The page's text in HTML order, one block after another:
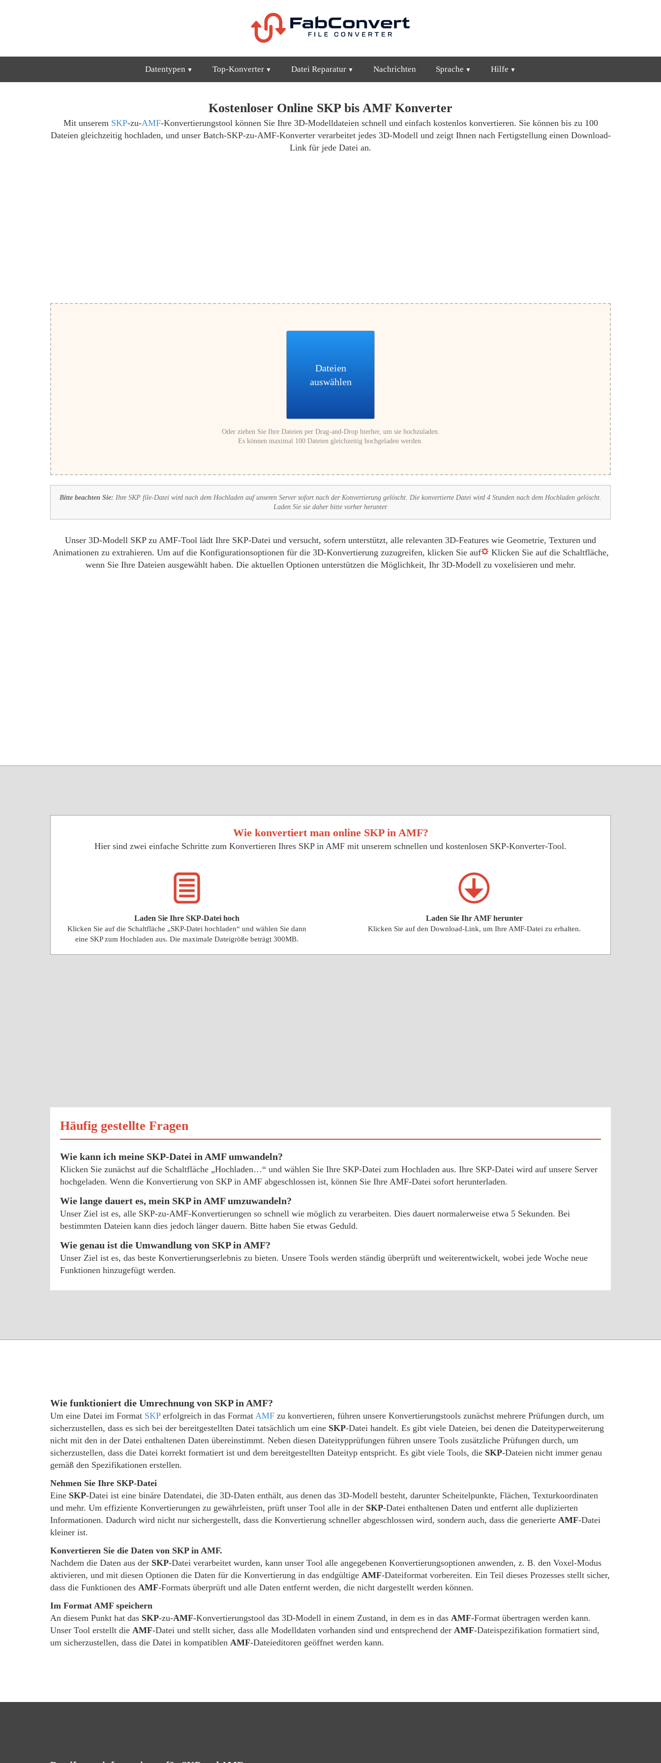
Datentypen Top-Konverter Datei Reparatur Nachrichten Sprache Hilfe
Kostenloser Online SKP bis AMF Konverter
Mit unserem SKP-zu-AMF-Konvertierungstool können Sie Ihre 3D-Modelldateien schnell und einfach kostenlos konvertieren. Sie können bis zu 100
Dateien gleichzeitig hochladen, und unser Batch-SKP-zu-AMF-Konverter verarbeitet jedes 3D-Modell und zeigt Ihnen nach Fertigstellung einen Download-
Link für jede Datei an.
Dateien
auswählen
Oder ziehen Sie Ihre Dateien per Drag-and-Drop hierher, um sie hochzuladen.
Es können maximal 100 Dateien gleichzeitig hochgeladen werden.
Bitte beachten Sie: Ihre SKP file-Datei wird nach dem Hochladen auf unseren Server sofort nach der Konvertierung gelöscht. Die konvertierte Datei wird 4 Stunden nach dem Hochladen gelöscht.
Laden Sie sie daher bitte vorher herunter.
Unser 3D-Modell SKP zu AMF-Tool lädt Ihre SKP-Datei und versucht, sofern unterstützt, alle relevanten 3D-Features wie Geometrie, Texturen und
Animationen zu extrahieren. Um auf die Konfigurationsoptionen für die 3D-Konvertierung zuzugreifen, klicken Sie auf
Klicken Sie auf die Schaltfläche,
wenn Sie Ihre Dateien ausgewählt haben. Die aktuellen Optionen unterstützen die Möglichkeit, Ihr 3D-Modell zu voxelisieren und mehr.
Wie konvertiert man online SKP in AMF?
Hier sind zwei einfache Schritte zum Konvertieren Ihres SKP in AMF mit unserem schnellen und kostenlosen SKP-Konverter-Tool.
Laden Sie Ihre SKP-Datei hoch
Klicken Sie auf die Schaltfläche „SKP-Datei hochladen“ und wählen Sie dann
eine SKP zum Hochladen aus. Die maximale Dateigröße beträgt 300MB.
Laden Sie Ihr AMF herunter
Klicken Sie auf den Download-Link, um Ihre AMF-Datei zu erhalten.
Häufig gestellte Fragen
Wie kann ich meine SKP-Datei in AMF umwandeln?
Klicken Sie zunächst auf die Schaltfläche „Hochladen…“ und wählen Sie Ihre SKP-Datei zum Hochladen aus. Ihre SKP-Datei wird auf unsere Server
hochgeladen. Wenn die Konvertierung von SKP in AMF abgeschlossen ist, können Sie Ihre AMF-Datei sofort herunterladen.
Wie lange dauert es, mein SKP in AMF umzuwandeln?
Unser Ziel ist es, alle SKP-zu-AMF-Konvertierungen so schnell wie möglich zu verarbeiten. Dies dauert normalerweise etwa 5 Sekunden. Bei
bestimmten Dateien kann dies jedoch länger dauern. Bitte haben Sie etwas Geduld.
Wie genau ist die Umwandlung von SKP in AMF?
Unser Ziel ist es, das beste Konvertierungserlebnis zu bieten. Unsere Tools werden ständig überprüft und weiterentwickelt, wobei jede Woche neue
Funktionen hinzugefügt werden.
Wie funktioniert die Umrechnung von SKP in AMF?
Um eine Datei im Format SKPerfolgreich in das Format AMF zu konvertieren, führen unsere Konvertierungstools zunächst mehrere Prüfungen durch, um
sicherzustellen, dass es sich bei der bereitgestellten Datei tatsächlich um eine SKP-Datei handelt. Es gibt viele Dateien, bei denen die Dateityperweiterung
nicht mit den in der Datei enthaltenen Daten übereinstimmt. Neben diesen Dateitypprüfungen führen unsere Tools zusätzliche Prüfungen durch, um
sicherzustellen, dass die Datei korrekt formatiert ist und dem bereitgestellten Dateityp entspricht. Es gibt viele Tools, die SKP-Dateien nicht immer genau
gemäß den Spezifikationen erstellen.
Nehmen Sie Ihre SKP-Datei
Eine SKP-Datei ist eine binäre Datendatei, die 3D-Daten enthält, aus denen das 3D-Modell besteht, darunter Scheitelpunkte, Flächen, Texturkoordinaten
und mehr. Um effiziente Konvertierungen zu gewährleisten, prüft unser Tool alle in der SKP-Datei enthaltenen Daten und entfernt alle duplizierten
Informationen. Dadurch wird nicht nur sichergestellt, dass die Konvertierung schneller abgeschlossen wird, sondern auch, dass die generierte AMF-Datei
kleiner ist.
Konvertieren Sie die Daten von SKP in AMF.
Nachdem die Daten aus der SKP-Datei verarbeitet wurden, kann unser Tool alle angegebenen Konvertierungsoptionen anwenden, z. B. den Voxel-Modus
aktivieren, und mit diesen Optionen die Daten für die Konvertierung in das endgültige AMF-Dateiformat vorbereiten. Ein Teil dieses Prozesses stellt sicher,
dass die Funktionen des AMF-Formats überprüft und alle Daten entfernt werden, die nicht dargestellt werden können.
Im Format AMF speichern
An diesem Punkt hat das SKP-zu-AMF-Konvertierungstool das 3D-Modell in einem Zustand, in dem es in das AMF-Format übertragen werden kann.
Unser Tool erstellt die AMF-Datei und stellt sicher, dass alle Modelldaten vorhanden sind und entsprechend der AMF-Dateispezifikation formatiert sind,
um sicherzustellen, dass die Datei in kompatiblen AMF-Dateieditoren geöffnet werden kann.